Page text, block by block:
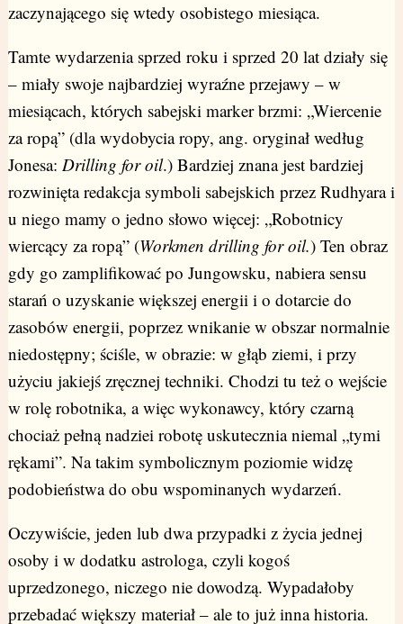
zaczynającego się wtedy osobistego miesiąca.
Tamte wydarzenia sprzed roku i sprzed 20 lat działy się
– miały swoje najbardziej wyraźne przejawy – w
miesiącach, których sabejski marker brzmi: „Wiercenie
za ropą” (dla wydobycia ropy, ang. oryginał według
Jonesa: Drilling for oil.) Bardziej znana jest bardziej
rozwinięta redakcja symboli sabejskich przez Rudhyara i
u niego mamy o jedno słowo więcej: „Robotnicy
wiercący za ropą” (Workmen drilling for oil.) Ten obraz
gdy go zamplifikować po Jungowsku, nabiera sensu
starań o uzyskanie większej energii i o dotarcie do
zasobów energii, poprzez wnikanie w obszar normalnie
niedostępny; ściśle, w obrazie: w głąb ziemi, i przy
użyciu jakiejś zręcznej techniki. Chodzi tu też o wejście
w rolę robotnika, a więc wykonawcy, który czarną
chociaż pełną nadziei robotę uskutecznia niemal „tymi
rękami”. Na takim symbolicznym poziomie widzę
podobieństwa do obu wspominanych wydarzeń.
Oczywiście, jeden lub dwa przypadki z życia jednej
osoby i w dodatku astrologa, czyli kogoś
uprzedzonego, niczego nie dowodzą. Wypadałoby
przebadać większy materiał – ale to już inna historia.